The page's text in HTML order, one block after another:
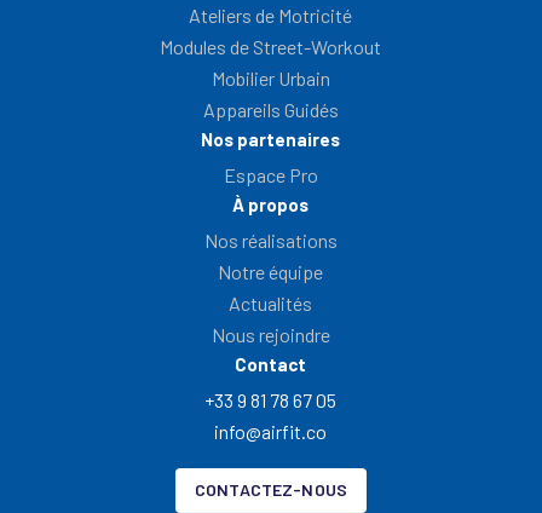
Ateliers de Motricité
Modules de Street-Workout
Mobilier Urbain
Appareils Guidés
Nos partenaires
Espace Pro
À propos
Nos réalisations
Notre équipe
Actualités
Nous rejoindre
Contact
+33 9 81 78 67 05
info@airfit.co
CONTACTEZ-NOUS